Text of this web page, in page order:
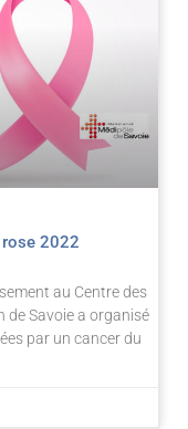
2022
au Centre des
de Savoie a organisé
par un cancer du